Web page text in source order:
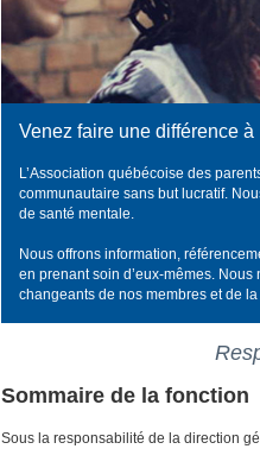
Venez faire une différence à
L’Association québécoise des
communautaire sans but lucratif.
de santé mentale.
Nous offrons information,
en prenant soin d’eux-mêmes.
changeants de nos membres et de
Sommaire de la fonction
Sous la responsabilité de la direction